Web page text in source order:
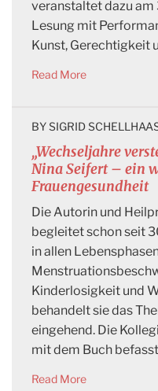
veranstaltet dazu am
Lesung mit
Kunst, Gerechtigkeit
Read More
„Wechseljahre
Nina Seifert – ein
Frauengesundheit
BY SIGRID
Die Autorin und
begleitet schon seit
in allen
Kinderlosigkeit und
behandelt sie das
eingehend. Die
mit dem Buch
Read More